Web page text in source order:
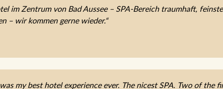
im Zentrum von Bad Aussee – SPA-Bereich traumhaft,
– wir kommen gerne wieder.“
my best hotel experience ever. The nicest SPA. Two of the